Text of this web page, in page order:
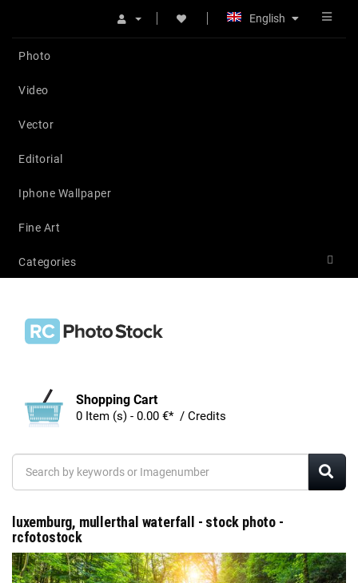
English
Photo
Video
Vector
Editorial
Iphone Wallpaper
Fine Art
Categories
Shopping Cart
0 Item (s) - 0.00 €* / Credits
luxemburg, mullerthal waterfall - stock photo -
rcfotostock